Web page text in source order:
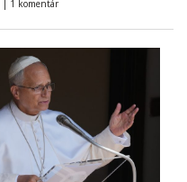
| 1 komentár